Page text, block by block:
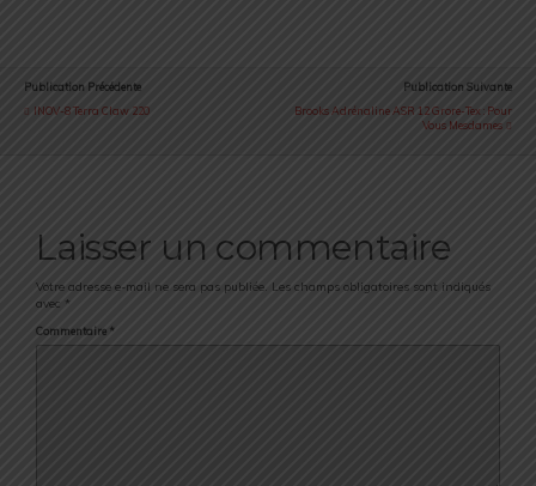
Publication Précédente
INOV-8 Terra Claw 220
Publication Suivante
Brooks Adrénaline ASR 12 Grore-Tex : Pour
Vous Mesdames
Laisser un commentaire
Votre adresse e-mail ne sera pas publiée. Les champs obligatoires sont indiqués
avec *
Commentaire *